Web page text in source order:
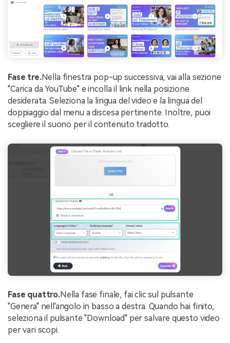
Fase tre.Nella finestra pop-up successiva, vai alla sezione
"Carica da YouTube" e incolla il link nella posizione
desiderata. Seleziona la lingua del video e la lingua del
doppiaggio dal menu a discesa pertinente. Inoltre, puoi
scegliere il suono per il contenuto tradotto.
Fase quattro.Nella fase finale, fai clic sul pulsante
"Genera" nell'angolo in basso a destra. Quando hai finito,
seleziona il pulsante "Download" per salvare questo video
per vari scopi.